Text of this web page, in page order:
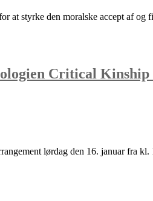
at styrke den moralske accept af
Critical Kinship
lørdag den 16. januar fra kl.